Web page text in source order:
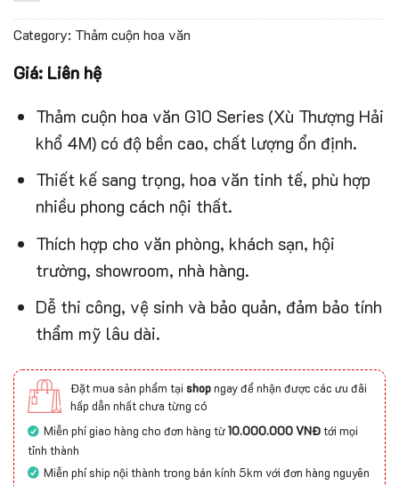
Category: Thảm cuộn hoa văn
Giá: Liên hệ
Thảm cuộn hoa văn G10 Series (Xù Thượng Hải
khổ 4M) có độ bền cao, chất lượng ổn định.
Thiết kế sang trọng, hoa văn tinh tế, phù hợp
nhiều phong cách nội thất.
Thích hợp cho văn phòng, khách sạn, hội
trường, showroom, nhà hàng.
Dễ thi công, vệ sinh và bảo quản, đảm bảo tính
thẩm mỹ lâu dài.
Đặt mua sản phẩm tại shopngay để nhận được các ưu đãi
hấp dẫn nhất chưa từng có
Miễn phí giao hàng cho đơn hàng từ10.000.000 VNĐtới mọi
tỉnh thành
Miễn phí ship nội thành trong bán kính 5km với đơn hàng nguyên